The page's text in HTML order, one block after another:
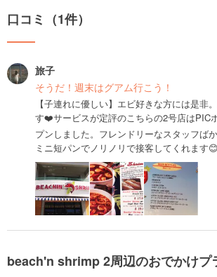
口コミ（1件）
旅子
そうだ！週末はグアム行こう！
【子連れに優しい】エビ好きな方には是非
す❤️サービスが定評のこちらの2号店はPIC
プンしました。フレンドリーなスタッフば
ミニ短パンでノリノリで接客してくれます😊
beach'n shrimp 2周辺のおでかけプ